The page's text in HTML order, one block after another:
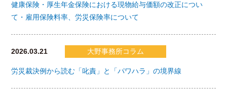
健康保険・厚生年金保険における現物給与価額の改正につい
て・雇用保険料率、労災保険率について
2026.03.21 大野事務所コラム
労災裁決例から読む「叱責」と「パワハラ」の境界線